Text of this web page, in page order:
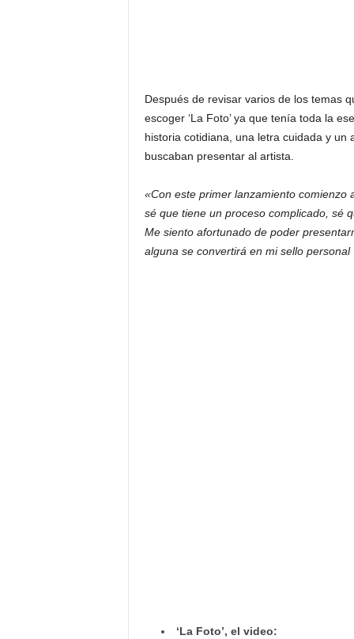
Después de revisar varios de los temas
escoger ‘La Foto’ ya que tenía toda la
historia cotidiana, una letra cuidada y
buscaban presentar al artista.
«Con este primer lanzamiento comienzo
sé que tiene un proceso complicado, sé
Me siento afortunado de poder
alguna se convertirá en mi sello
‘La Foto’, el video: